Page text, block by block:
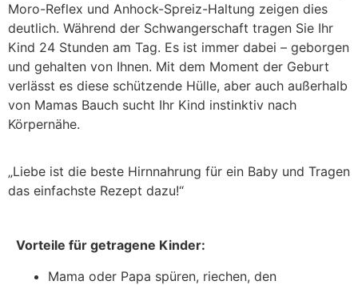
Moro-Reflex und Anhock-Spreiz-Haltung zeigen dies
deutlich. Während der Schwangerschaft tragen Sie Ihr
Kind 24 Stunden am Tag. Es ist immer dabei – geborgen
und gehalten von Ihnen. Mit dem Moment der Geburt
verlässt es diese schützende Hülle, aber auch außerhalb
von Mamas Bauch sucht Ihr Kind instinktiv nach
Körpernähe.
„Liebe ist die beste Hirnnahrung für ein Baby und Tragen
das einfachste Rezept dazu!“
Vorteile für getragene Kinder:
Mama oder Papa spüren, riechen, den